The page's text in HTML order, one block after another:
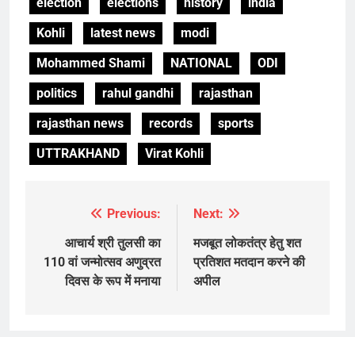
Kohli
latest news
modi
Mohammed Shami
NATIONAL
ODI
politics
rahul gandhi
rajasthan
rajasthan news
records
sports
UTTRAKHAND
Virat Kohli
navigation
Previous:
आचार्य श्री तुलसी का
110 वां जन्मोत्सव अणुव्रत
दिवस के रूप में मनाया
Next:
मजबूत लोकतंत्र हेतु शत
प्रतिशत मतदान करने की
अपील